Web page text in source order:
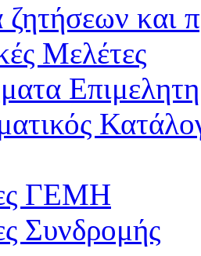
ζητήσεων
Μελέτες
ΓΕΜΗ
Συνδρομής